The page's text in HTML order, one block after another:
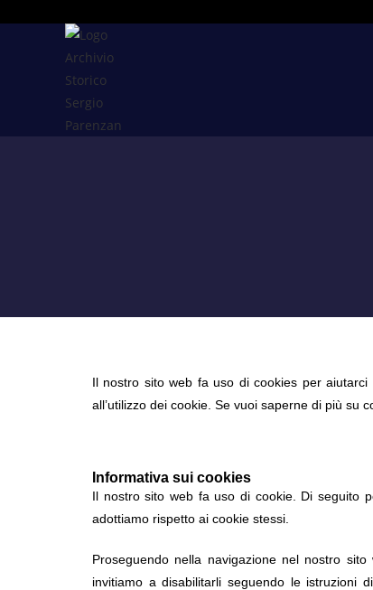
Il nostro sito web fa uso di cookies per
all’utilizzo dei cookie. Se vuoi saperne di più su
Informativa sui cookies
Il nostro sito web fa uso di cookie. Di seguito
adottiamo rispetto ai cookie stessi.
Proseguendo nella navigazione nel nostro
invitiamo a disabilitarli seguendo le istruzioni